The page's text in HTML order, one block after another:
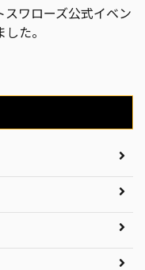
ワローズ公式イベン
た。